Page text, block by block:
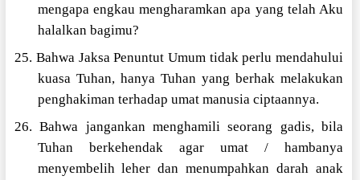
mengapa engkau mengharamkan apa yang telah Aku
halalkan bagimu?
25. Bahwa Jaksa Penuntut Umum tidak perlu mendahului
kuasa Tuhan, hanya Tuhan yang berhak melakukan
penghakiman terhadap umat manusia ciptaannya.
26. Bahwa jangankan menghamili seorang gadis, bila
Tuhan berkehendak agar umat / hambanya
menyembelih leher dan menumpahkan darah anak